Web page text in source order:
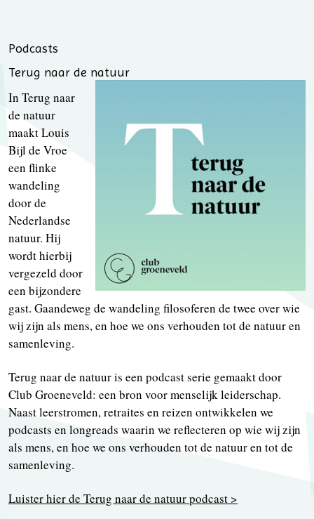
Podcasts
Terug naar de natuur
In Terug naar
de natuur
maakt Louis
Bijl de Vroe
een flinke
wandeling
door de
Nederlandse
natuur. Hij
wordt hierbij
vergezeld door
een bijzondere
gast. Gaandeweg de wandeling filosoferen de twee over wie
wij zijn als mens, en hoe we ons verhouden tot de natuur en
samenleving.
Terug naar de natuur is een podcast serie gemaakt door
Club Groeneveld: een bron voor menselijk leiderschap.
Naast leerstromen, retraites en reizen ontwikkelen we
podcasts en longreads waarin we reflecteren op wie wij zijn
als mens, en hoe we ons verhouden tot de natuur en tot de
samenleving.
Luister hier de Terug naar de natuur podcast >